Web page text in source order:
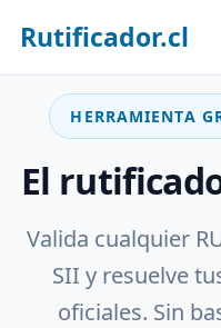
Rutificador.cl
HERRAMIENTA
El
Valida cualquier
SII y resuelve
oficiales. Sin